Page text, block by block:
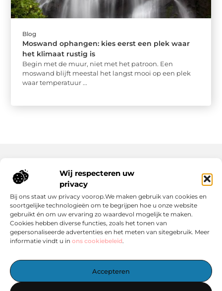
Wij respecteren uw
privacy
Bij ons staat uw privacy voorop.We maken gebruik van cookies en
soortgelijke technologieën om te begrijpen hoe u onze website
gebruikt én om uw ervaring zo waardevol mogelijk te maken.
Cookies hebben diverse functies, zoals het tonen van
gepersonaliseerde advertenties en het meten van sitegebruik. Meer
informatie vindt u in ons cookiebeleid.
Accepteren
Blog
Moswand ophangen: kies eerst een plek waar
het klimaat rustig is
Begin met de muur, niet met het patroon. Een
moswand blijft meestal het langst mooi op een plek
waar temperatuur ...
— Laat je inspireren door boeiende verhalen, handige tips en
informatieve artikelen – allemaal verzameld op één plek.
Onze informatie